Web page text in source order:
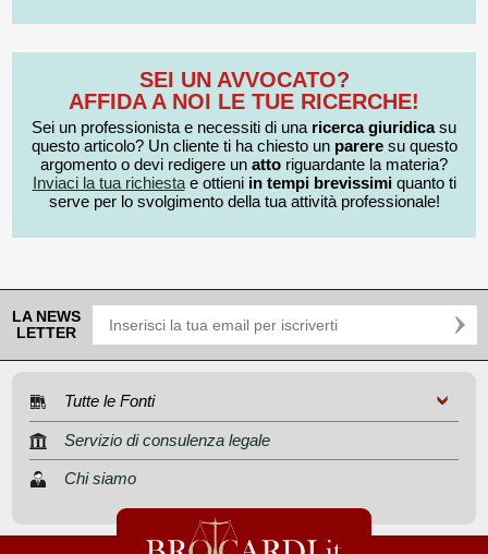
SEI UN AVVOCATO?
AFFIDA A NOI LE TUE RICERCHE!
Sei un professionista e necessiti di una ricerca giuridicasu
questo articolo? Un cliente ti ha chiesto un pareresu questo
argomento o devi redigere un atto riguardante la materia?
Inviaci la tua richiestae ottieni in tempi brevissimiquanto ti
serve per lo svolgimento della tua attività professionale!
LA NEWS
LETTER
Tutte le Fonti
Servizio di consulenza legale
Chi siamo